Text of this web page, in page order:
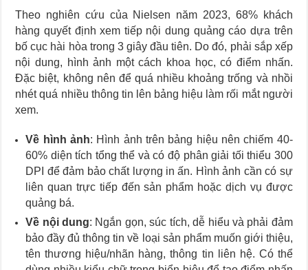
Theo nghiên cứu của Nielsen năm 2023, 68% khách
hàng quyết định xem tiếp nội dung quảng cáo dựa trên
bố cục hài hòa trong 3 giây đầu tiên. Do đó, phải sắp xếp
nội dung, hình ảnh một cách khoa học, có điểm nhấn.
Đặc biệt, không nên để quá nhiều khoảng trống và nhồi
nhét quá nhiều thông tin lên bảng hiệu làm rối mắt người
xem.
Về hình ảnh: Hình ảnh trên bảng hiệu nên chiếm 40-
60% diện tích tổng thể và có độ phân giải tối thiểu 300
DPI để đảm bảo chất lượng in ấn. Hình ảnh cần có sự
liên quan trực tiếp đến sản phẩm hoặc dịch vụ được
quảng bá.
Về nội dung: Ngắn gọn, súc tích, dễ hiểu và phải đảm
bảo đầy đủ thông tin về loại sản phẩm muốn giới thiệu,
tên thương hiệu/nhãn hàng, thông tin liên hệ. Có thể